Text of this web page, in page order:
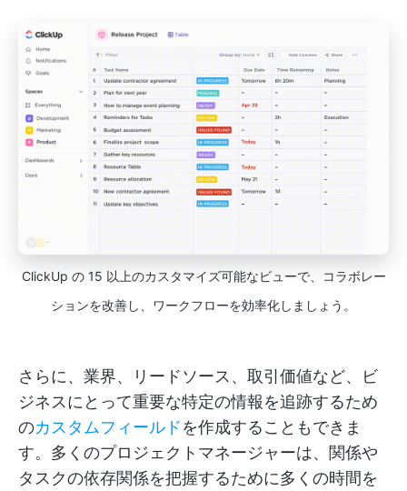
ClickUp の 15 以上のカスタマイズ可能なビューで、コラボレー
ションを改善し、ワークフローを効率化しましょう。
さらに、業界、リードソース、取引価値など、ビ
ジネスにとって重要な特定の情報を追跡するため
のカスタムフィールドを作成することもできま
す。多くのプロジェクトマネージャーは、関係や
タスクの依存関係を把握するために多くの時間を